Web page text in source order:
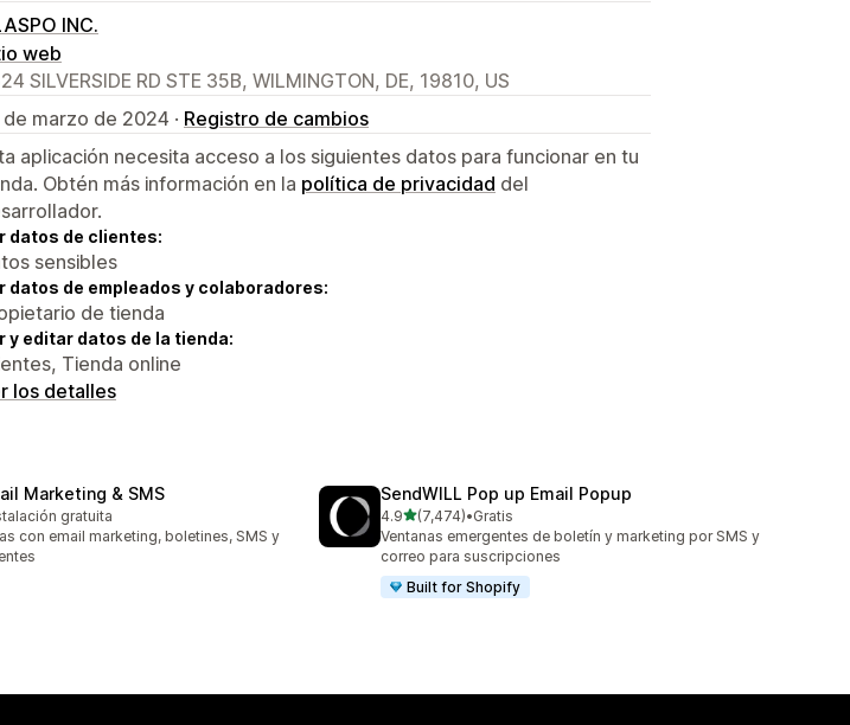
INC.
web
SILVERSIDE RD STE 35B, WILMINGTON, DE, 19810, US
de marzo de 2024 · Registro de cambios
aplicación necesita acceso a los siguientes datos para funcionar en tu
Obtén más información en la política de privacidad del
datos de clientes:
sensibles
datos de empleados y colaboradores:
de tienda
y editar datos de la tienda:
Tienda online
los detalles
Marketing & SMS
total
gratuita
con email marketing, boletines, SMS y
SendWILL Pop up Email Popup
4.9de 5 estrellas
(7,474)
7474 reseñas en total
•Gratis
Ventanas emergentes de boletín y marketing por SMS y
correo para suscripciones
Built for Shopify